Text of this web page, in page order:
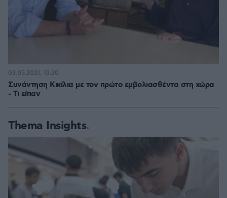
Συνάντηση Κικίλια με τον πρώτο εμβολιασθέντα στη χώρα
- Τι είπαν
03.05.2021, 13:20
Thema Insights